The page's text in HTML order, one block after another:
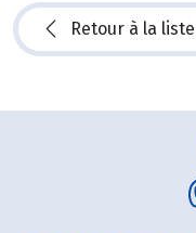
Retour à la liste